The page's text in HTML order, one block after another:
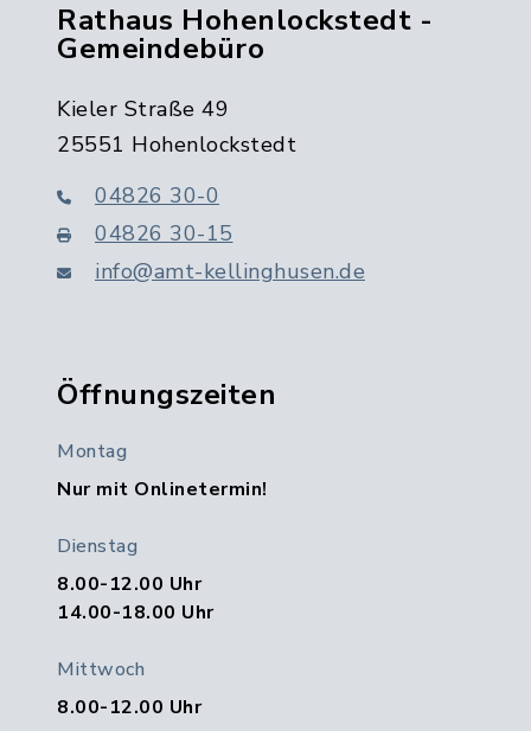
Rathaus Hohenlockstedt -
Gemeindebüro
Kieler Straße 49
25551 Hohenlockstedt
04826 30-0
04826 30-15
info@amt-kellinghusen.de
Öffnungszeiten
Montag
Nur mit Onlinetermin!
Dienstag
8.00-12.00 Uhr
14.00-18.00 Uhr
Mittwoch
8.00-12.00 Uhr